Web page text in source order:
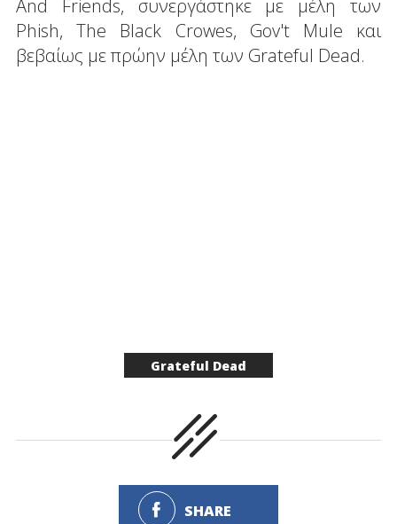
And Friends, συνεργάστηκε με μέλη των
Phish, The Black Crowes, Gov't Mule και
βεβαίως με πρώην μέλη των Grateful Dead.
Grateful Dead
SHARE